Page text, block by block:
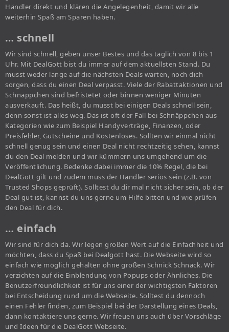
Händler direkt und klären die Angelegenheit, damit wir alle
weiterhin Spaß am Sparen haben.
… schnell
Wir sind schnell, geben unser Bestes und das täglich von 8 bis 1
Uhr. Mit DealGott bist du immer auf dem aktuellsten Stand. Du
musst weder lange auf die nächsten Deals warten, noch dich
sorgen, dass du einen Deal verpasst. Viele der Rabattaktionen und
Schnäppchen sind befristetet oder binnen weniger Minuten
ausverkauft. Das heißt, du musst bei einigen Deals schnell sein,
denn sonst ist alles weg. Das ist oft der Fall bei Schnäppchen aus
Kategorien wie zum Beispiel Handyverträge, Finanzen, oder
Preisfehler, Gutscheine und Kostenloses. Sollten wir einmal nicht
schnell genug sein und einen Deal nicht rechtzeitig sehen, kannst
du den Deal melden und wir kümmern uns umgehend um die
Veröffentlichung. Bedenke dabei immer die 10% Regel, die bei
DealGott gilt und zudem muss der Händler seriös sein (z.B. von
Trusted Shops geprüft). Solltest du dir mal nicht sicher sein, ob der
Deal gut ist, kannst du uns gerne um Hilfe bitten und wie prüfen
den Deal für dich.
… einfach
Wir sind für dich da. Wir legen großen Wert auf die Einfachheit und
möchten, dass du Spaß bei Dealgott hast. Die Webseite wird so
einfach wie möglich gehalten ohne großen Schnick Schnack. Wir
verzichten auf die Einblendung von Popups oder Ähnliches. Die
Benutzerfreundlichkeit ist für uns einer der wichtigsten Faktoren
bei Entscheidung rund um die Webseite. Solltest du dennoch
einen Fehler finden, zum Beispiel bei der Darstellung eines Deals,
dann kontaktiere uns gerne. Wir freuen uns auch über Vorschläge
und Ideen für die DealGott Webseite.